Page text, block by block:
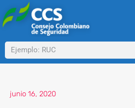
al
contenido
Buscar
junio 16, 2020